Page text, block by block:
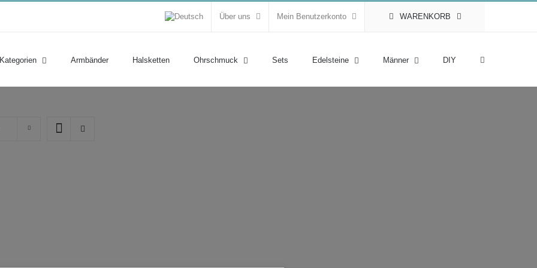
Über uns Mein Benutzerkonto WARENKORB
Armbänder Halsketten Ohrschmuck Sets Edelsteine Männer DIY